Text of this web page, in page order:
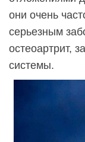
они очень
серьезным
остеоартрит,
системы.